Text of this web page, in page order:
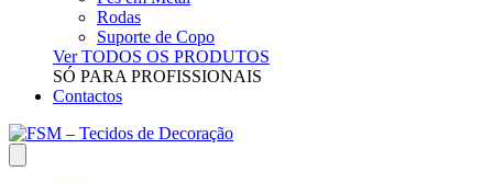
Rodas
Suporte de Copo
Ver TODOS OS PRODUTOS
SÓ PARA PROFISSIONAIS
Contactos